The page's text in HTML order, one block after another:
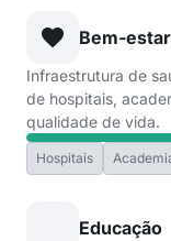
Bem-
Infraestrutura de
de hospitais,
qualidade de vida.
Hospitais
Educação